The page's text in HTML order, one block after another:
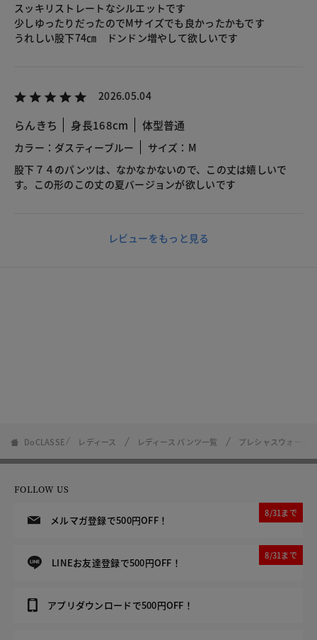
スッキリストレートなシルエットです
少しゆったりだったのでMサイズでも良かったかもです
うれしい股下74㎝ ドンドン増やして欲しいです
2026.05.04
らんきち 身長168cm 体型普通
カラー：ダスティーブルー
サイズ：M
股下７４のパンツは、なかなかないので、この丈は嬉しいで
す。この形のこの丈の夏バージョンが欲しいです
レビューをもっと見る
DoCLASSE レディース レディース パンツ一覧 プレシャスウォーム
FOLLOW US
メルマガ登録で500円OFF！
8/31まで
LINEお友達登録で500円OFF！
8/31まで
アプリダウンロードで500円OFF！